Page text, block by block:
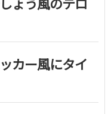
カー風にタイ